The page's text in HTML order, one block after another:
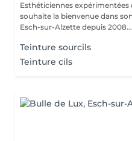
Esthéticiennes expérimentées
souhaite la bienvenue dans
Esch-sur-Alzette depuis 2008...
Teinture sourcils
Teinture cils